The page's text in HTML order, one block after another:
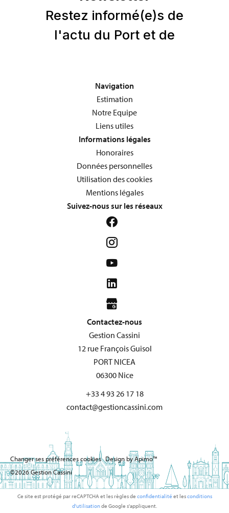
Navigation
Estimation
Notre Equipe
Liens utiles
Informations légales
Honoraires
Données personnelles
Utilisation des cookies
Mentions légales
Suivez-nous sur les réseaux
Contactez-nous
Gestion Cassini
12 rue François Guisol
PORT NICEA
06300Nice
+33 4 93 26 17 18
contact@gestioncassini.com
Changer ses préférences cookies Design byApimo™
©2026 Gestion Cassini
Ce site est protégé par reCAPTCHA et les règles de confidentialité et lesconditions
d'utilisationde Google s'appliquent.